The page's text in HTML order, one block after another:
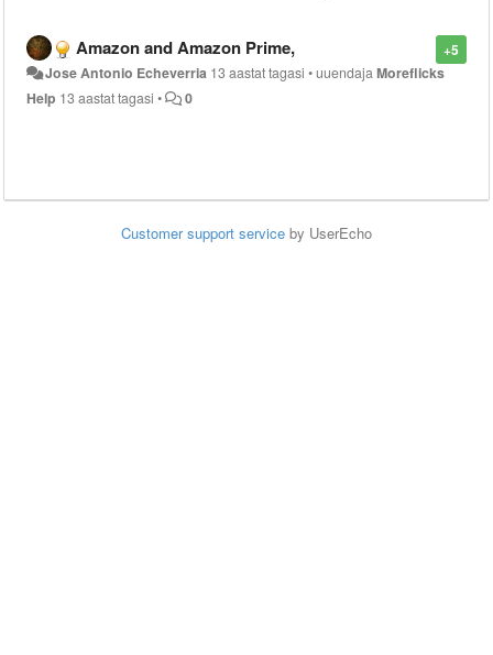
+5
Amazon and Amazon Prime,
Jose Antonio Echeverria 13 aastat tagasi •uuendajaMoreflicks
Help 13 aastat tagasi • 0
Customer support service by UserEcho